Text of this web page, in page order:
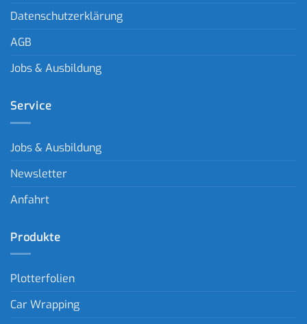
Datenschutzerklärung
AGB
Jobs & Ausbildung
Service
Jobs & Ausbildung
Newsletter
Anfahrt
Produkte
Plotterfolien
Car Wrapping